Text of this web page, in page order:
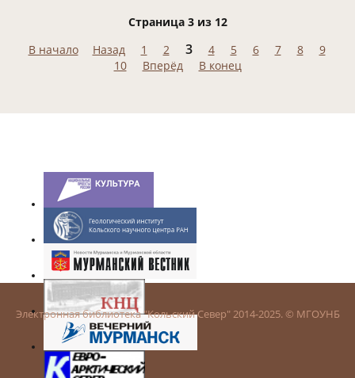
Страница 3 из 12
В начало
Назад 1 2 3 4 5 6 7 8
9
10
Вперёд В конец
Электронная библиотека "Кольский Север" 2014-2025. © МГОУНБ